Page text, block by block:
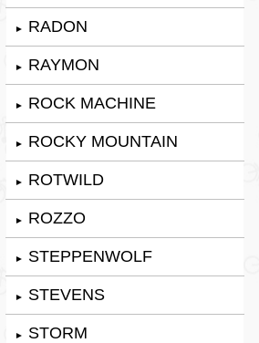
► RADON
► RAYMON
► ROCK MACHINE
► ROCKY MOUNTAIN
► ROTWILD
► ROZZO
► STEPPENWOLF
► STEVENS
► STORM